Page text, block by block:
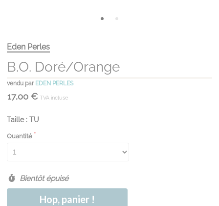
Eden Perles
B.O. Doré/orange
vendu par EDEN PERLES
17,00 € TVA incluse
Taille : TU
Quantité
Bientôt épuisé
Hop, panier !